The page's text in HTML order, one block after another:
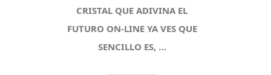
CRISTAL QUE ADIVINA EL
FUTURO ON-LINE YA VES QUE
SENCILLO ES, …